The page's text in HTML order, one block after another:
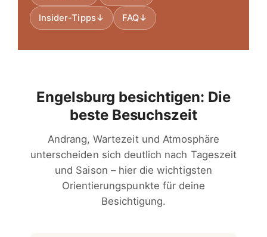
Insider-Tipps↓ FAQ↓
Engelsburg besichtigen: Die
beste Besuchszeit
Andrang, Wartezeit und Atmosphäre
unterscheiden sich deutlich nach Tageszeit
und Saison – hier die wichtigsten
Orientierungspunkte für deine
Besichtigung.